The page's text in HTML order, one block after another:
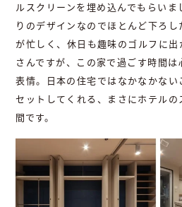
ルスクリーンを埋め込んでもらい
りのデザインなのでほとんど下ろ
が忙しく、休日も趣味のゴルフに
さんですが、この家で過ごす時間
表情。日本の住宅ではなかなかない
セットしてくれる、まさにホテル
間です。